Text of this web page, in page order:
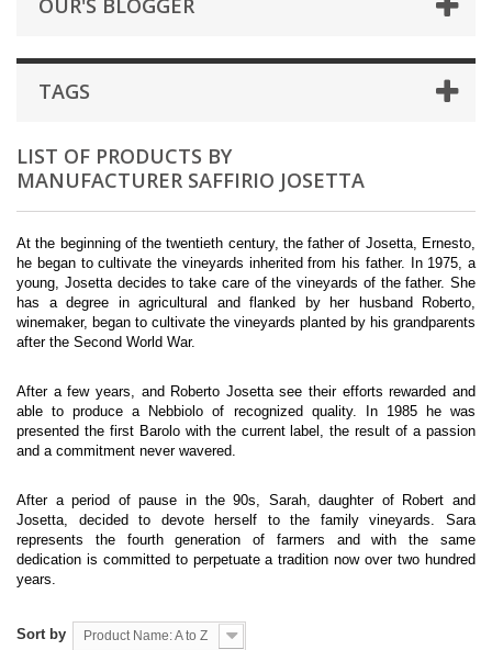
OUR'S BLOGGER
TAGS
LIST OF PRODUCTS BY
MANUFACTURER SAFFIRIO JOSETTA
At the beginning of the twentieth century, the father of Josetta, Ernesto,
he began to cultivate the vineyards inherited from his father. In 1975, a
young, Josetta decides to take care of the vineyards of the father. She
has a degree in agricultural and flanked by her husband Roberto,
winemaker, began to cultivate the vineyards planted by his grandparents
after the Second World War.
After a few years, and Roberto Josetta see their efforts rewarded and
able to produce a Nebbiolo of recognized quality. In 1985 he was
presented the first Barolo with the current label, the result of a passion
and a commitment never wavered.
After a period of pause in the 90s, Sarah, daughter of Robert and
Josetta, decided to devote herself to the family vineyards. Sara
represents the fourth generation of farmers and with the same
dedication is committed to perpetuate a tradition now over two hundred
years.
Sort by Product Name: A to Z